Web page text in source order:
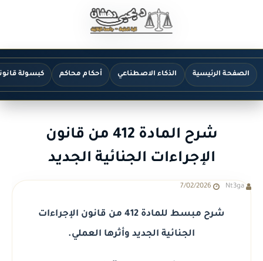
الصفحة الرئيسية الذكاء الاصطناعي أحكام محاكم كبسولة
شرح المادة 412 من قانون
الإجراءات الجنائية الجديد
Nt3ga
7/02/2026
شرح مبسط للمادة 412 من قانون الإجراءات
الجنائية الجديد وأثرها العملي.